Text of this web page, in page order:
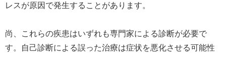
レスが原因で発生することがあります。
尚、これらの疾患はいずれも専門家による診断が必要で
す。自己診断による誤った治療は症状を悪化させる可能性